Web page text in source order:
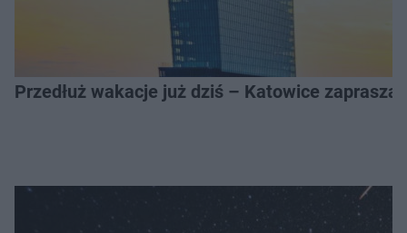
Przedłuż wakacje już dziś – Katowice